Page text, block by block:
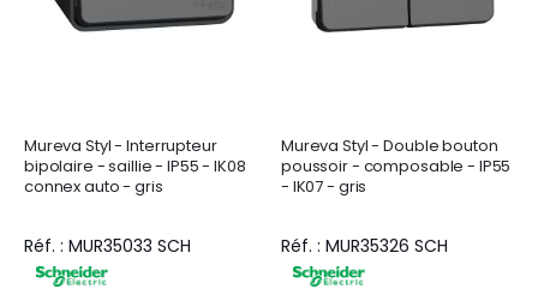
Mureva Styl - Interrupteur
bipolaire - saillie - IP55 - IK08
connex auto - gris
Réf. : MUR35033 SCH
Mureva Styl - Double bouton
poussoir - composable - IP55
- IK07 - gris
Réf. : MUR35326 SCH